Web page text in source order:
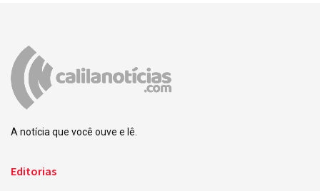
A notícia que você ouve e lê.
Editorias